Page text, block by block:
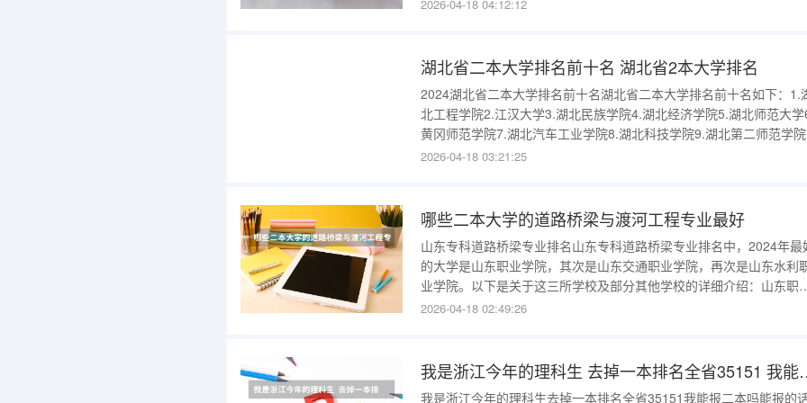
2026-04-18 04:12:12
湖北省二本大学排名前十名 湖北省2本大学排名
2024湖北省二本大学排名前十名湖北省二本大学排名前十名如下：1.
北工程学院2.江汉大学3.湖北民族学院4.湖北经济学院5.湖北师范大学
黄冈师范学院7.湖北汽车工业学院8.湖北科技学院9.湖北第二师范学院
10.湖北医药学院湖北省二本大学中，汉江师范学院和湖北工程学院被认
2026-04-18 03:21:25
哪些二本大学的道路桥梁与渡河工程专业最好
山东专科道路桥梁专业排名山东专科道路桥梁专业排名中，2024年最
的大学是山东职业学院，其次是山东交通职业学院，再次是山东水利
业学院。以下是关于这三所学校及部分其他学校的详细介绍：山东职
学院：该校位于山东省济南市，是一所以工科为主的高等职业院校。学
2026-04-18 02:49:26
我是浙江今年的理科生 去
我是浙江今年的理科生去掉一本排名全省35151我能报二本吗能报的